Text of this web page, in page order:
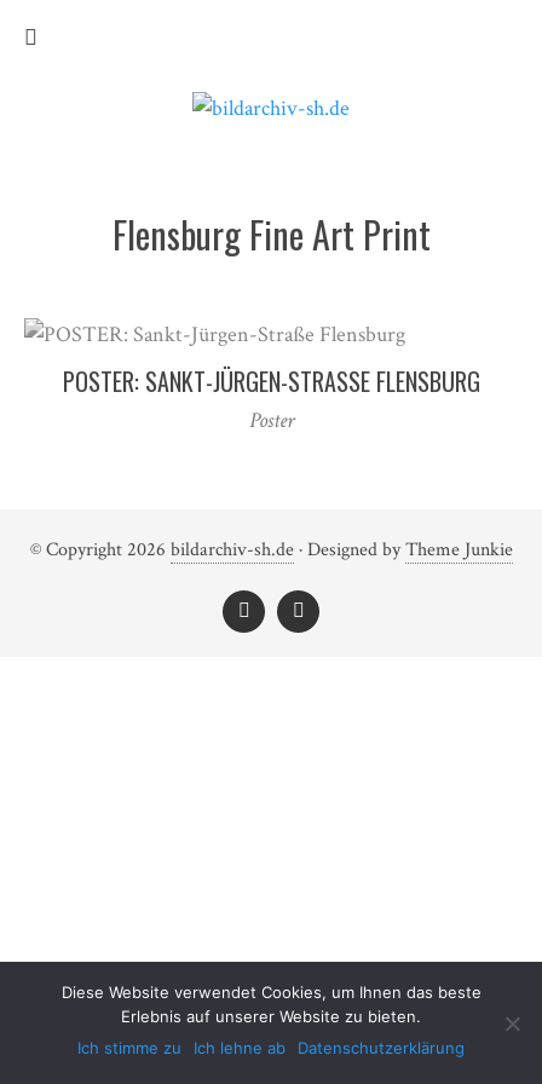
Flensburg Fine Art Print
POSTER: SANKT-JÜRGEN-STRASSE FLENSBURG
Poster
© Copyright 2026 bildarchiv-sh.de· Designed byTheme Junkie
Diese Website verwendet Cookies, um Ihnen das beste
Erlebnis auf unserer Website zu bieten.
Ich stimme zu
Ich lehne ab Datenschutzerklärung